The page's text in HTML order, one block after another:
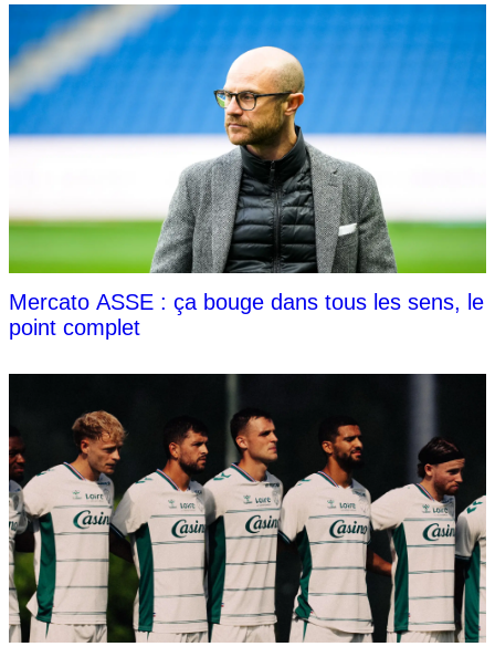
Mercato ASSE : ça bouge dans tous les sens, le
point complet